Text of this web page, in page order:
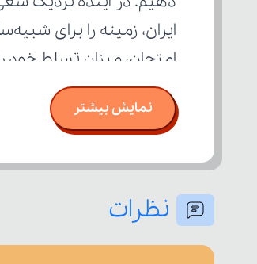
امتحان، میزان تسلط خود
نمایش بیشتر
نظرات